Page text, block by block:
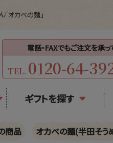
オカベの麺」
電話・FAXでもご注文を承っ
TEL. 0120-64-
ギフトを探す
商品 オカベの麺(半田そう